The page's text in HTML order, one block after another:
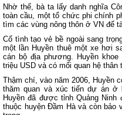
Nhờ thế, bà ta lấy danh nghĩa
toàn cầu, một tổ chức phi chính
tìm các vùng nông thôn ở VN để
Cố tình tạo vẻ bề ngoài sang
một lần Huyền thuê một xe hơi
cán bộ địa phương. Huyền
triệu USD và có mối quan hệ
Thậm chí, vào năm 2006, Huyền
thăm quan và xúc tiến dự án ở
Huyền đã được tỉnh Quảng
thuộc huyện Đầm Hà và còn bảo